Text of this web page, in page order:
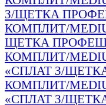
З/ЩЕТКА
КОМПЛИТ/
ЩЕТКА
КОМПЛИТ/
«СПЛАТ З/
КОМПЛИТ/
«СПЛАТ З/